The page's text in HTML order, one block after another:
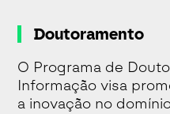
Doutoramento
O Programa de
Informação visa
a inovação no